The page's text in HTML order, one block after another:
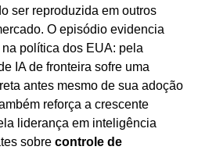
ser reproduzida em outros
O episódio evidencia
política dos EUA: pela
IA de fronteira sofre uma
antes mesmo de sua adoção
reforça a crescente
liderança em inteligência
sobre controle de